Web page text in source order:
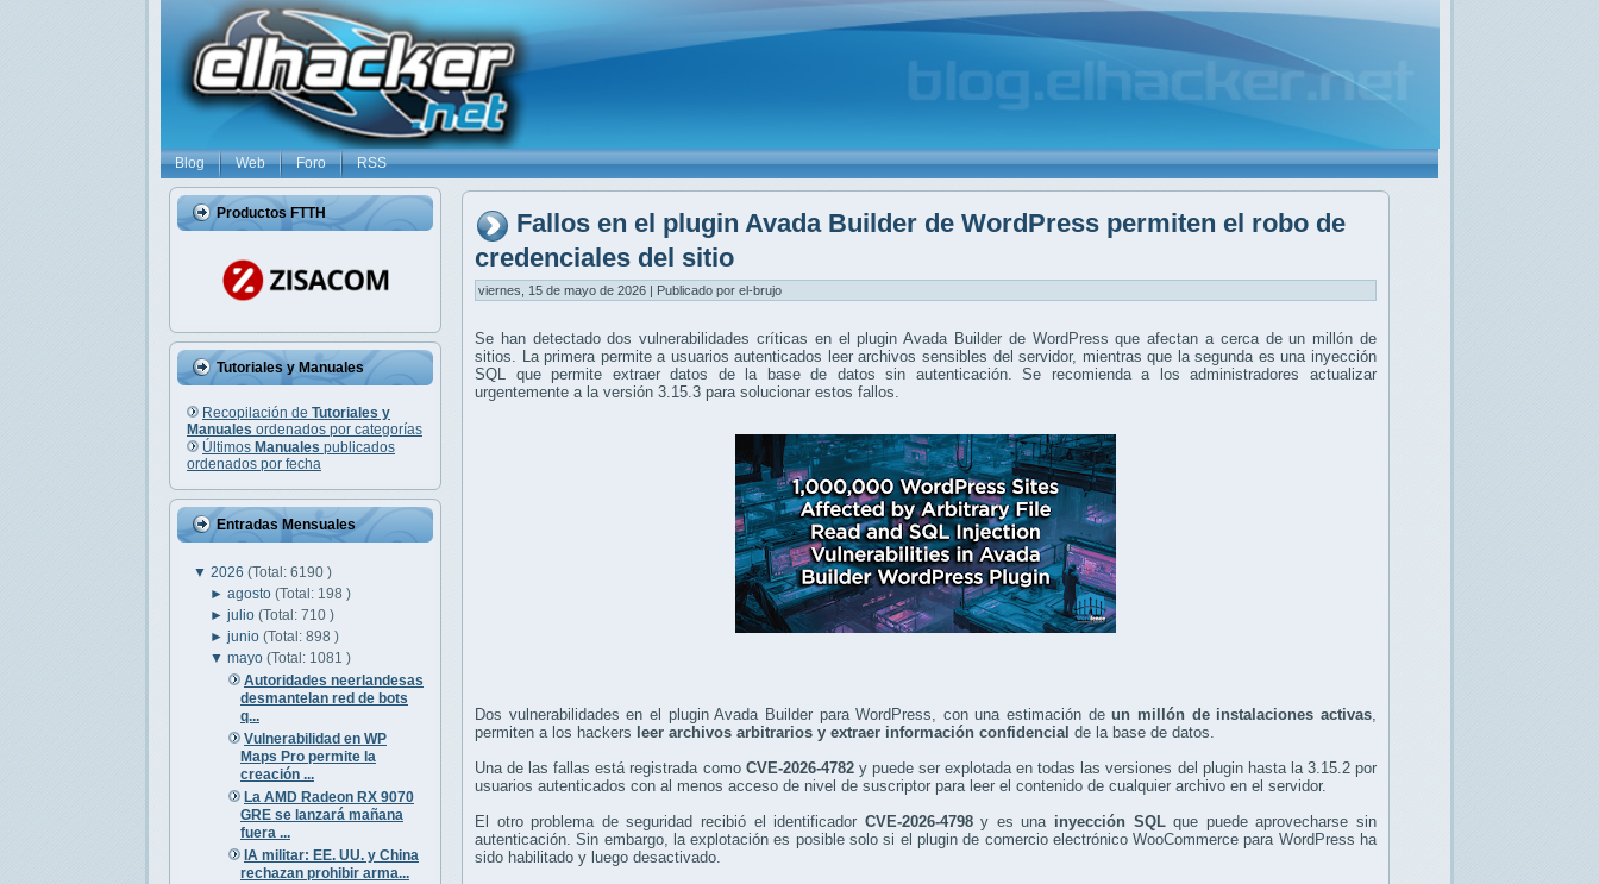
Blog Web Foro RSS
Productos FTTH
Tutoriales y Manuales
Recopilación de Tutoriales y
Manuales ordenados por categorías
Últimos Manuales publicados
ordenados por fecha
Entradas Mensuales
▼ 2026 (Total: 6190 )
►agosto(Total: 198 )
►julio(Total: 710 )
►junio(Total: 898 )
▼mayo(Total: 1081 )
Autoridades neerlandesas
desmantelan red de bots
q...
Vulnerabilidad en WP
Maps Pro permite la
creación ...
La AMD Radeon RX 9070
GRE se lanzará mañana
fuera ...
IA militar: EE. UU. y China
rechazan prohibir arma...
Fallos en el plugin Avada Builder de WordPress permiten el robo de
credenciales del sitio
viernes, 15 de mayo de 2026 | Publicado por el-brujo
Se han detectado dos vulnerabilidades críticas en el plugin Avada Builder de WordPress que afectan a cerca de un millón de
sitios. La primera permite a usuarios autenticados leer archivos sensibles del servidor, mientras que la segunda es una inyección
SQL que permite extraer datos de la base de datos sin autenticación. Se recomienda a los administradores actualizar
urgentemente a la versión 3.15.3 para solucionar estos fallos.
Dos vulnerabilidades en el plugin Avada Builder para WordPress, con una estimación deun millón de instalaciones activas
permiten a los hackers leer archivos arbitrarios y extraer información confidencial de la base de datos.
Una de las fallas está registrada como CVE-2026-4782y puede ser explotada en todas las versiones del plugin hasta la 3.15.2 por
usuarios autenticados con al menos acceso de nivel de suscriptor para leer el contenido de cualquier archivo en el servidor.
El otro problema de seguridad recibió el identificador CVE-2026-4798y es una inyección SQLque puede aprovecharse sin
autenticación. Sin embargo, la explotación es posible solo si el plugin de comercio electrónico WooCommerce para WordPress ha
sido habilitado y luego desactivado.